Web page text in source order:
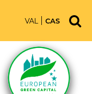
VAL CAS